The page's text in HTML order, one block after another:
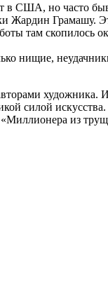
в США, но часто
Грамашу.
там скопилось
нищие,
художника.
силой искусства.
из